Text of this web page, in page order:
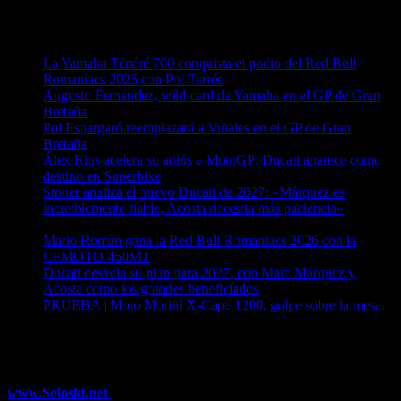
La Yamaha Ténéré 700 conquista el podio del Red Bull
Romaniacs 2026 con Pol Tarrés
Augusto Fernández, wild card de Yamaha en el GP de Gran
Bretaña
Pol Espargaró reemplazará a Viñales en el GP de Gran
Bretaña
Álex Rins acelera su adiós a MotoGP: Ducati aparece como
destino en Superbike
Stoner analiza el nuevo Ducati de 2027: «Márquez es
increíblemente fiable, Acosta necesita más paciencia»
Mario Román gana la Red Bull Romaniacs 2026 con la
CFMOTO 450MT
Ducati desvela su plan para 2027, con Marc Márquez y
Acosta como los grandes beneficiados
PRUEBA | Moto Morini X-Cape 1200, golpe sobre la mesa
www.Soloski.net